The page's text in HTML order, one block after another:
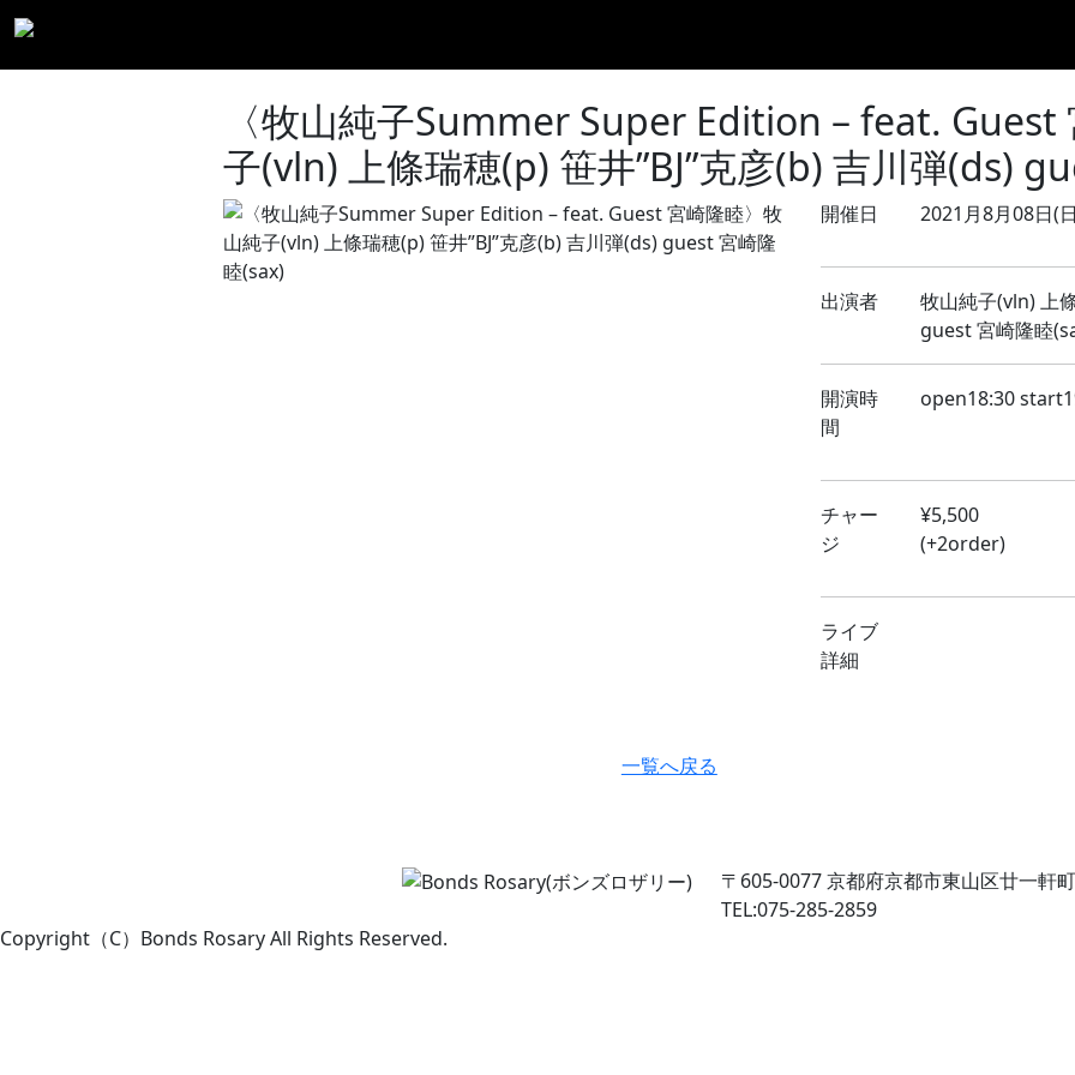
〈牧山純子Summer Super Edition – feat. Guest
子(vln) 上條瑞穂(p) 笹井”BJ”克彦(b) 吉川弾(ds)
開催日 2021月8月08日(
出演者
牧山純子(vln) 上
guest 宮崎隆睦
開演時
間
open18:30
チャー
ジ
¥5,500
(+2order)
ライブ
詳細
一覧へ戻る
〒605-0077京都府京都市東山区廿一軒
TEL:075-285-2859
Copyright（C）Bonds Rosary All Rights Reserved.